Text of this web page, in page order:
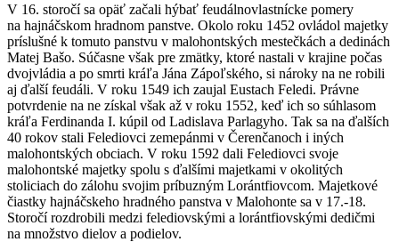
V 16. storočí sa opäť začali hýbať feudálnovlastnícke pomery
na hajnáčskom hradnom panstve. Okolo roku 1452 ovládol majetky
príslušné k tomuto panstvu v malohontských mestečkách a dedinách
Matej Bašo. Súčasne však pre zmätky, ktoré nastali v krajine počas
dvojvládia a po smrti kráľa Jána Zápoľského, si nároky na ne robili
aj ďalší feudáli. V roku 1549 ich zaujal Eustach Feledi. Právne
potvrdenie na ne získal však až v roku 1552, keď ich so súhlasom
kráľa Ferdinanda I. kúpil od Ladislava Parlagyho. Tak sa na ďalších
40 rokov stali Felediovci zemepánmi v Čerenčanoch i iných
malohontských obciach. V roku 1592 dali Felediovci svoje
malohontské majetky spolu s ďalšími majetkami v okolitých
stoliciach do zálohu svojim príbuzným Lorántfiovcom. Majetkové
čiastky hajnáčskeho hradného panstva v Malohonte sa v 17.-18.
Storočí rozdrobili medzi felediovskými a lorántfiovskými dedičmi
na množstvo dielov a podielov.